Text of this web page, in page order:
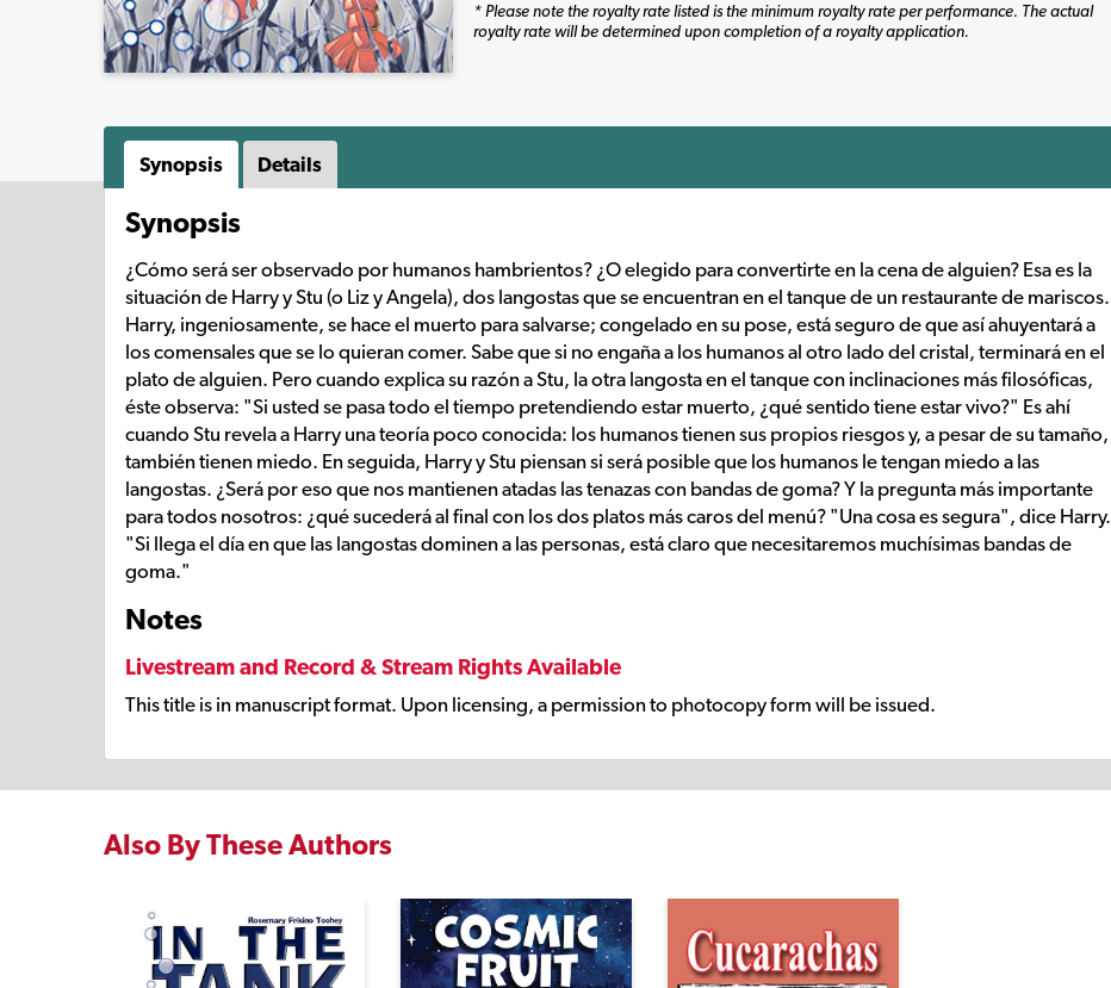
* Please note the royalty rate listed is the minimum royalty rate per performance. The actual
royalty rate will be determined upon completion of a royalty application.
Synopsis Details
Synopsis
¿Cómo será ser observado por humanos hambrientos? ¿O elegido para convertirte en la cena de alguien? Esa es la
situación de Harry y Stu (o Liz y Angela), dos langostas que se encuentran en el tanque de un restaurante de mariscos.
Harry, ingeniosamente, se hace el muerto para salvarse; congelado en su pose, está seguro de que así ahuyentará a
los comensales que se lo quieran comer. Sabe que si no engaña a los humanos al otro lado del cristal, terminará en el
plato de alguien. Pero cuando explica su razón a Stu, la otra langosta en el tanque con inclinaciones más filosóficas,
éste observa: "Si usted se pasa todo el tiempo pretendiendo estar muerto, ¿qué sentido tiene estar vivo?" Es ahí
cuando Stu revela a Harry una teoría poco conocida: los humanos tienen sus propios riesgos y, a pesar de su tamaño,
también tienen miedo. En seguida, Harry y Stu piensan si será posible que los humanos le tengan miedo a las
langostas. ¿Será por eso que nos mantienen atadas las tenazas con bandas de goma? Y la pregunta más importante
para todos nosotros: ¿qué sucederá al final con los dos platos más caros del menú? "Una cosa es segura", dice Harry.
"Si llega el día en que las langostas dominen a las personas, está claro que necesitaremos muchísimas bandas de
goma."
Notes
Livestream and Record & Stream Rights Available
This title is in manuscript format. Upon licensing, a permission to photocopy form will be issued.
Also By These Authors